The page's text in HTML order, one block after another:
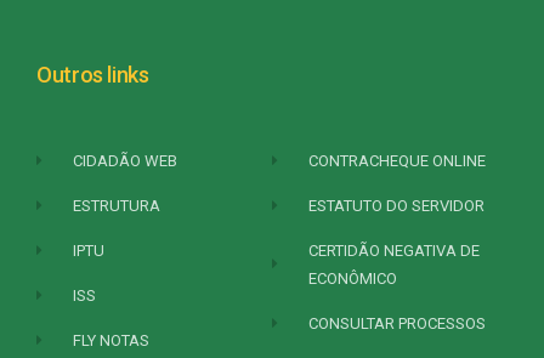
Outros links
CIDADÃO WEB
ESTRUTURA
IPTU
ISS
FLY NOTAS
CONTRACHEQUE ONLINE
ESTATUTO DO SERVIDOR
CERTIDÃO NEGATIVA DE
ECONÔMICO
CONSULTAR PROCESSOS